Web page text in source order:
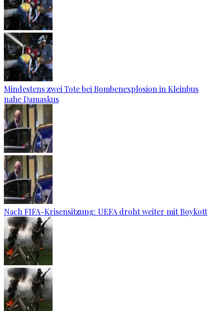
Mindestens zwei Tote bei Bombenexplosion in Kleinbus
nahe Damaskus
Nach FIFA-Krisensitzung: UEFA droht weiter mit Boykott